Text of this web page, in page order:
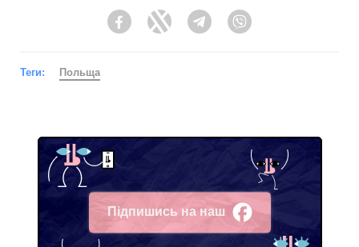
FacebookTwitter Telegram
Теги: Польща
Підпишись на наш
Facebook